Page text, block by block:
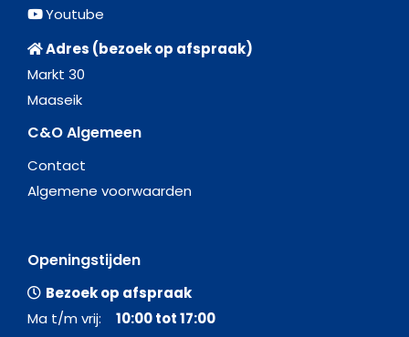
Youtube
Adres (bezoek op afspraak)
Markt 30
Maaseik
C&O Algemeen
Contact
Algemene voorwaarden
Openingstijden
Bezoek op afspraak
Ma t/m vrij: 10:00 tot 17:00